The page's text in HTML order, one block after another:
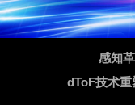
感知
dToF技术